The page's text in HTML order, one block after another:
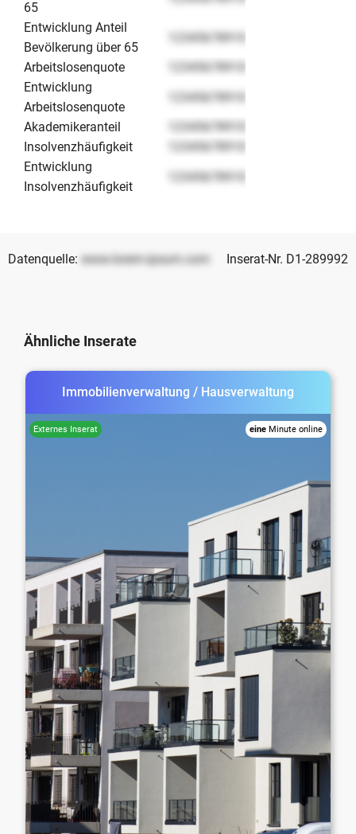
65
Entwicklung Anteil
Bevölkerung über 65
12345678910
Arbeitslosenquote
12345678910
Entwicklung
Arbeitslosenquote
12345678910
Akademikeranteil
12345678910
Insolvenzhäufigkeit
12345678910
Entwicklung
Insolvenzhäufigkeit
12345678910
Datenquelle: www.lorem-ipsum.com Inserat-Nr. D1-289992
Ähnliche Inserate
Immobilienverwaltung / Hausverwaltung
eine Minute online